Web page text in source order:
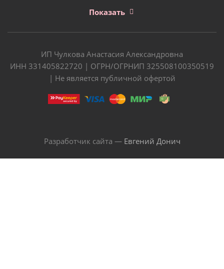
Показать
ИП Чулкова Анастасия Александровна
ИНН 331405822720 | ОГРН/ОГРНИП 325508100350519
| Не является публичной офертой
Разработчик сайта — Евгений Донич